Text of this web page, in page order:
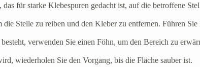
das für starke Klebespuren gedacht ist, auf die betroffene
Stelle zu reiben und den Kleber zu entfernen. Führen
verwenden Sie einen Föhn, um den Bereich zu
wiederholen Sie den Vorgang, bis die Fläche sauber ist.